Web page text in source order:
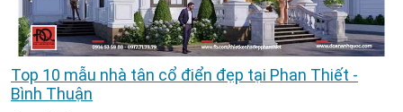
Top 10 mẫu nhà tân cổ điển đẹp tại Phan Thiết -
Bình Thuận